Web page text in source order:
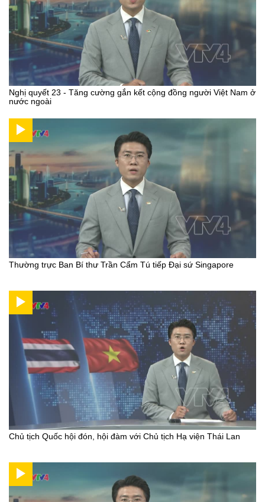
Nghị quyết 23 - Tăng cường gắn kết cộng đồng người Việt Nam ở
nước ngoài
Thường trực Ban Bí thư Trần Cẩm Tú tiếp Đại sứ Singapore
Chủ tịch Quốc hội đón, hội đàm với Chủ tịch Hạ viện Thái Lan